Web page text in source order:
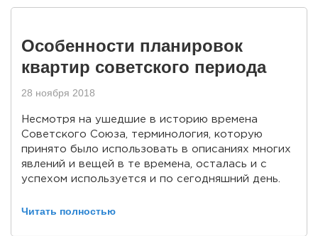
Особенности планировок
квартир советского периода
28 ноября 2018
Несмотря на ушедшие в историю времена
Советского Союза, терминология, которую
принято было использовать в описаниях многих
явлений и вещей в те времена, осталась и с
успехом используется и по сегодняшний день.
Читать полностью